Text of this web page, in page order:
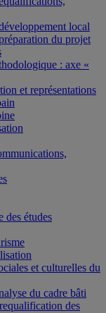
local
du projet
: axe «
et représentations
études
et culturelles du
du cadre bâti
des